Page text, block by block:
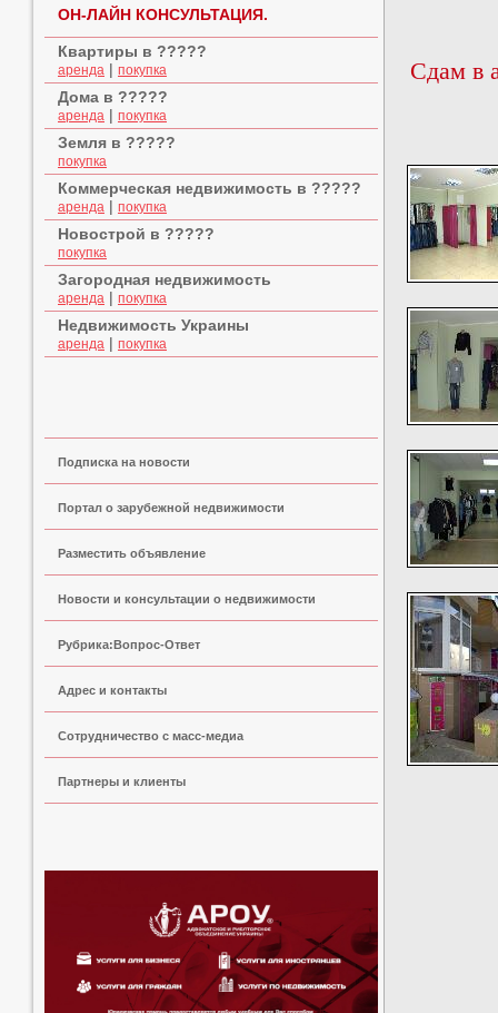
ОН-ЛАЙН КОНСУЛЬТАЦИЯ.
Квартиры в ?????
аренда | покупка
Дома в ?????
аренда | покупка
Земля в ?????
покупка
Коммерческая недвижимость в ?????
аренда | покупка
Новострой в ?????
покупка
Загородная недвижимость
аренда | покупка
Недвижимость Украины
аренда | покупка
Подписка на новости
Портал о зарубежной недвижимости
Разместить объявление
Новости и консультации о недвижимости
Рубрика:Вопрос-Ответ
Адрес и контакты
Сoтрудничество с масс-медиа
Партнеры и клиенты
Сдам в